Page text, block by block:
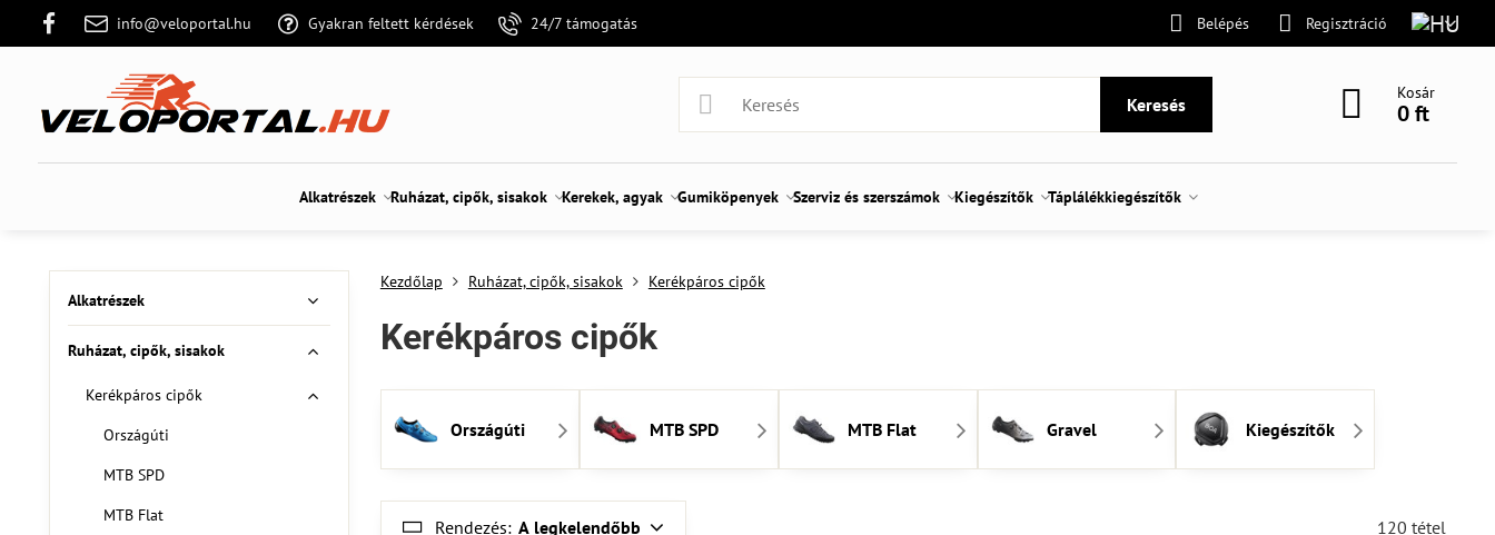
info@veloportal.hu Gyakran feltett kérdések 24/7 támogatás Belépés Regisztráció
Keresés
Kosár
0 ft
Alkatrészek Ruházat, cipők, sisakok Kerekek, agyak Gumiköpenyek Szerviz és szerszámok Kiegészítők Táplálékkiegészítők
Kezdőlap Ruházat, cipők, sisakok Kerékpáros cipők
Kerékpáros cipők
Országúti MTB SPD MTB Flat Gravel Kiegészítők
Rendezés: A legkelendőbb 120 tétel
Alkatrészek
Ruházat, cipők, sisakok
Kerékpáros cipők
Országúti
MTB SPD
MTB Flat